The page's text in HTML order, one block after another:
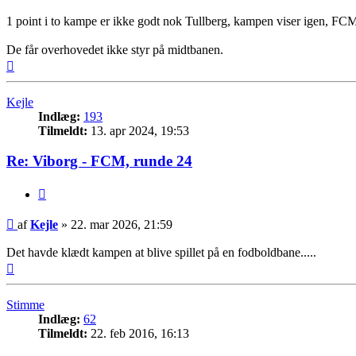
1 point i to kampe er ikke godt nok Tullberg, kampen viser igen,
De får overhovedet ikke styr på midtbanen.
Kejle
Indlæg: 193
Tilmeldt: 13. apr 2024, 19:53
Re: Viborg - FCM, runde 24
Indlæg
afKejle » 22. mar 2026, 21:59
Det havde klædt kampen at blive spillet på en fodboldbane.....
Stimme
Indlæg: 62
Tilmeldt: 22. feb 2016, 16:13